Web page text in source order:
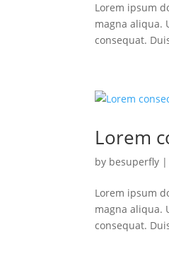
Lorem ipsum
magna aliqua.
consequat.
Lorem
by besuperfly |
Lorem ipsum
magna aliqua.
consequat.